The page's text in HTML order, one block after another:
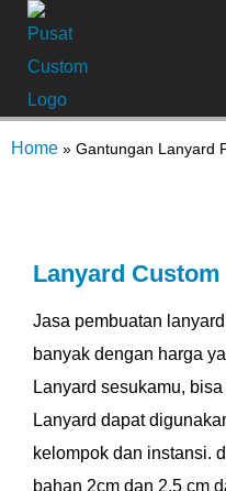
Home » Gantungan Lanyard
Lanyard Custom
Jasa pembuatan
banyak dengan harga
Lanyard sesukamu,
Lanyard dapat
kelompok dan instansi.
bahan 2cm dan 2,5 cm